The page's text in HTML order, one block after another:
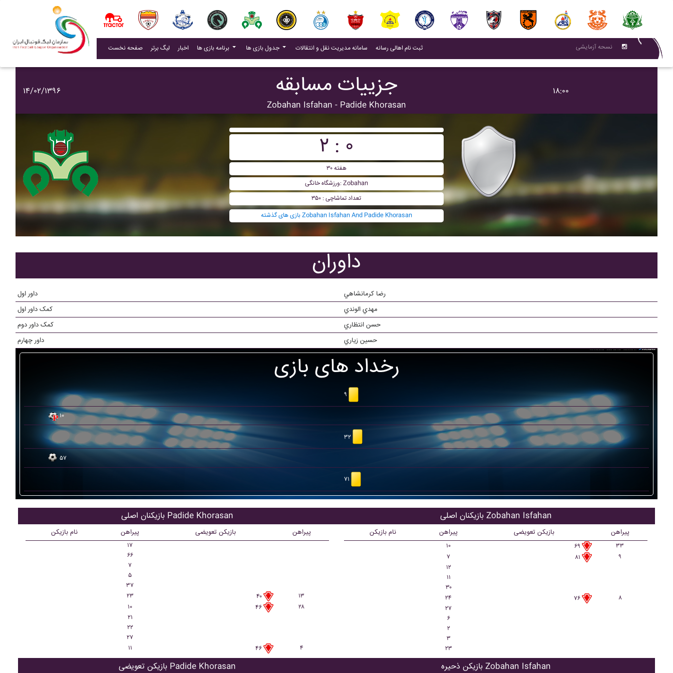
صفحه نخست لیگ برتر اخبار(current) برنامه بازی ها جدول بازی ها سامانه مدیریت نقل و انتقالات (current)
ثبت نام اهالی رسانه(current) نسحه آزمایشی
۱۴/۰۲/۱۳۹۶ جزییات مسابقه
Zobahan Isfahan - Padide Khorasan
۱۸:۰۰
۲ : ۰
هفته ۳۰
ورزشگاه خانگی: Zobahan
تعداد تماشاچی : ۳۵۰
بازی های گذشته Zobahan Isfahan And Padide Khorasan
داوران
داور اول
رضا کرمانشاهي
کمک داور اول
مهدي الوندي
کمک داور دوم
حسن انتظاري
داور چهارم
حسين زياري
رخداد های بازی
۹
۱۰
۳۲
۵۷
۷۱
بازیکنان اصلی Padide Khorasan
نام بازیکن پیراهن بازیکن تعویضی پیراهن
۱۷
۶۶
۷
۵
۳۷
۲۳
۴۰
۱۳
۱۰
۴۶
۲۸
۲۱
۲۲
۲۷
۱۱
۴۶ ۴
بازیکن تعویضی Padide Khorasan
بازیکنان اصلی Zobahan Isfahan
نام بازیکن پیراهن بازیکن تعویضی پیراهن
۱۰ ۶۹
۳۳
۷
۸۱
۹
۱۲
۱۱
۳۰
۲۴
۷۶
۸
۲۷
۶
۲
۳
۲۳
بازیکن ذحیره Zobahan Isfahan